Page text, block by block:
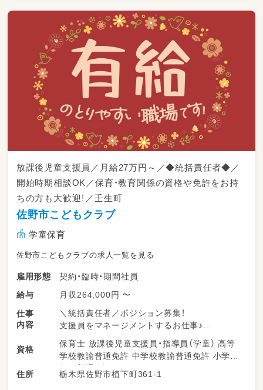
1歳児：12名
2歳児：16名
3歳児：17名
4歳児：18名
5歳児：18名
担当クラスは、
ご経験やご希望を伺い、決定致します！
放課後児童支援員／月給27万円～／◆統括責任者◆／
開始時期相談OK／保育・教育関係の資格や免許をお持
ちの方も大歓迎！／壬生町
佐野市こどもクラブ
学童保育
佐野市こどもクラブの求人一覧を見る
雇用形態
契約・臨時・期間社員
給与
月収264,000円 〜
仕事
内容
＼統括責任者／ポジション募集！
支援員をマネージメントするお仕事♪
《佐野市内のクラブ》
〇学童クラブの巡回
〇支援員へ保育に関する相談や助言、指導
資格
保育士 放課後児童支援員・指導員（学童） 高等
学校教諭普通免許 中学校教諭普通免許 小学校
教諭普通免許
住所 栃木県佐野市植下町361-1